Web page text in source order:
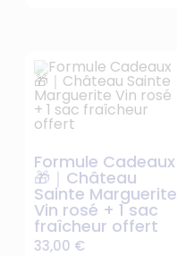
Formule Cadeaux
🎁｜Château
Sainte Marguerite
Vin rosé + 1 sac
fraîcheur offert
33,00 €